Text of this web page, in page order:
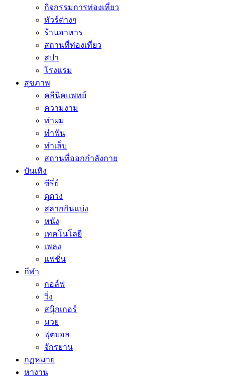
กิจกรรมการท่องเที่ยว
ทัวร์ต่างๆ
ร้านอาหาร
สถานที่ท่องเที่ยว
สปา
โรงแรม
สุขภาพ
คลีนิคแพทย์
ความงาม
ทำผม
ทำฟัน
ทำเล็บ
สถานที่ออกกำลังกาย
บันเทิง
ซีรี่ย์
ดูดวง
สลากกินแบ่ง
หนัง
เทคโนโลยี
เพลง
แฟชั่น
กีฬา
กอล์ฟ
วิ่ง
สนุ๊กเกอร์
มวย
ฟุตบอล
จักรยาน
กฏหมาย
หางาน